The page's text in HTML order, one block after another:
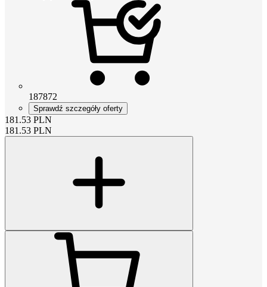
187872
Sprawdź szczegóły oferty
181.53 PLN
181.53 PLN